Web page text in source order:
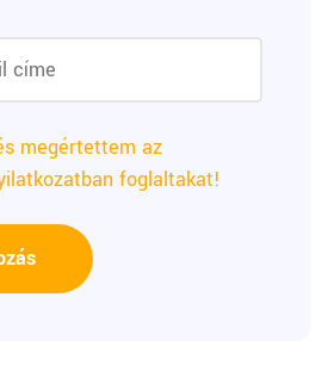
megértettem az
foglaltakat!